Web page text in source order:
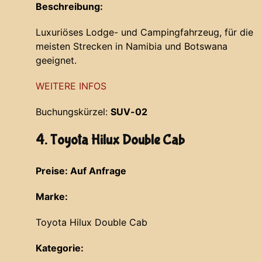
Beschreibung:
Luxuriöses Lodge- und Campingfahrzeug, für die
meisten Strecken in Namibia und Botswana
geeignet.
WEITERE INFOS
Buchungskürzel: SUV-02
4. Toyota Hilux Double Cab
Preise: Auf Anfrage
Marke:
Toyota Hilux Double Cab
Kategorie: